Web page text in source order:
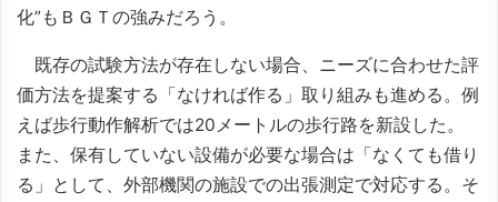
化”もＢＧＴの強みだろう。
既存の試験方法が存在しない場合、ニーズに合わせた評
価方法を提案する「なければ作る」取り組みも進める。例
えば歩行動作解析では20メートルの歩行路を新設した。
また、保有していない設備が必要な場合は「なくても借り
る」として、外部機関の施設での出張測定で対応する。そ